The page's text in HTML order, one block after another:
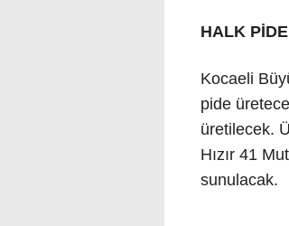
HALK
Kocaeli
pide
üretilecek.
Hızır 41
sunulacak.